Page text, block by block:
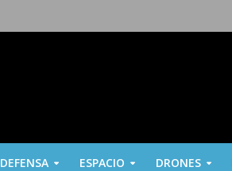
DEFENSA ESPACIO DRONES